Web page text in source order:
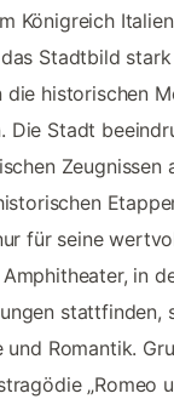
Königreich
Stadtbild
die historischen
Die Stadt
Zeugnissen
für seine
in
stattfinden,
Romantik.
„Romeo